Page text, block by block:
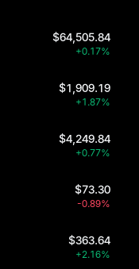
$64,505.84
+0.17%
$1,909.19
+1.87%
$4,249.84
+0.77%
$73.30
-0.89%
$363.64
+2.16%